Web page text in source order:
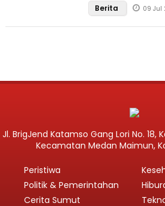
Berita 09 Jul
Jl. BrigJend Katamso Gang Lori No. 18,
Kecamatan Medan Maimun,
Peristiwa
Politik & Pemerintahan
Cerita Sumut